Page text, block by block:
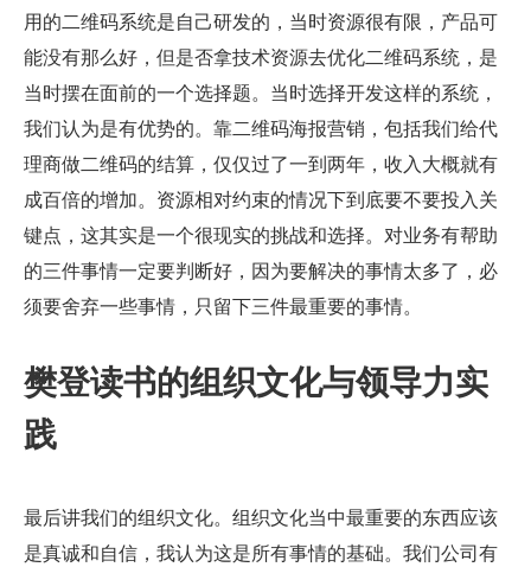
用的二维码系统是自己研发的，当时资源很有限，产品可
能没有那么好，但是否拿技术资源去优化二维码系统，是
当时摆在面前的一个选择题。当时选择开发这样的系统，
我们认为是有优势的。靠二维码海报营销，包括我们给代
理商做二维码的结算，仅仅过了一到两年，收入大概就有
成百倍的增加。资源相对约束的情况下到底要不要投入关
键点，这其实是一个很现实的挑战和选择。对业务有帮助
的三件事情一定要判断好，因为要解决的事情太多了，必
须要舍弃一些事情，只留下三件最重要的事情。
樊登读书的组织文化与领导力实
践
最后讲我们的组织文化。组织文化当中最重要的东西应该
是真诚和自信，我认为这是所有事情的基础。我们公司有